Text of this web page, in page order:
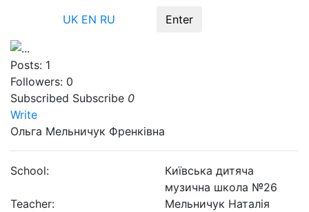
UK EN RU Enter
Posts: 1
Followers: 0
Subscribed Subscribe 0
Write
Ольга Мельничук Френківна
School:
Київська дитяча
музична школа №26
Teacher:
Мельничук Наталія